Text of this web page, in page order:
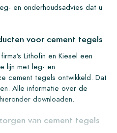
en onderhoudsadvies dat u
voor cement tegels
Lithofin en Kiesel een
lijn met leg- en
cement tegels ontwikkeld. Dat
Alle informatie over de
downloaden.
van cement tegels